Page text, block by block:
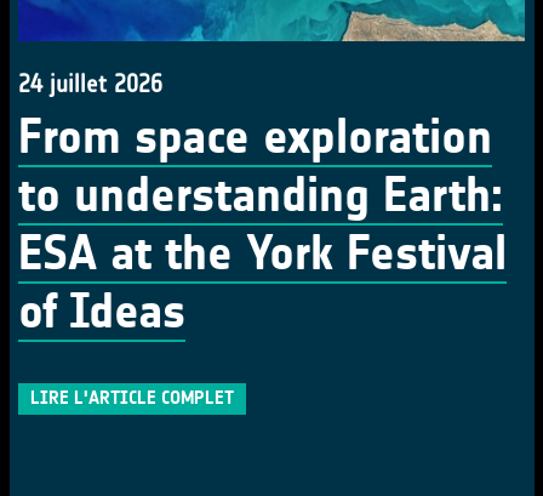
24 juillet 2026
From space exploration
to understanding Earth:
ESA at the York Festival
of Ideas
LIRE L'ARTICLE COMPLET